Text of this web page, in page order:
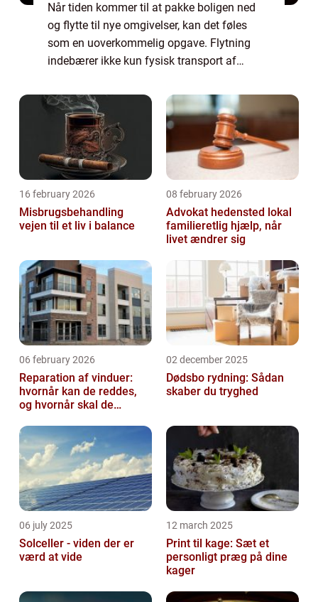
Når tiden kommer til at pakke boligen ned
og flytte til nye omgivelser, kan det føles
som en uoverkommelig opgave. Flytning
indebærer ikke kun fysisk transport af
også planlægning, sortering og ikke mind...
16 february 2026
Misbrugsbehandling
vejen til et liv i balance
08 february 2026
Advokat hedensted lokal
familieretlig hjælp, når
livet ændrer sig
06 february 2026
Reparation af vinduer:
hvornår kan de reddes,
og hvornår skal de
02 december 2025
Dødsbo rydning: Sådan
skaber du tryghed
06 july 2025
Solceller - viden der er
værd at vide
12 march 2025
Print til kage: Sæt et
personligt præg på dine
kager